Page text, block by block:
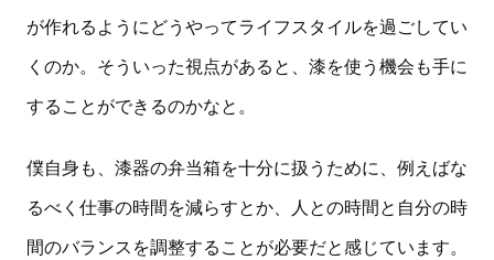
が作れるようにどうやってライフスタイルを過ごしてい
くのか。そういった視点があると、漆を使う機会も手に
することができるのかなと。
僕自身も、漆器の弁当箱を十分に扱うために、例えばな
るべく仕事の時間を減らすとか、人との時間と自分の時
間のバランスを調整することが必要だと感じています。